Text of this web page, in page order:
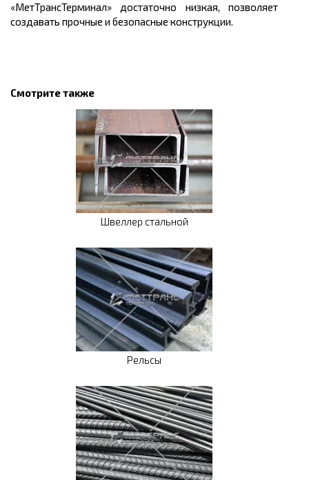
«МетТрансТерминал» достаточно низкая, позволяет
создавать прочные и безопасные конструкции.
Смотрите также
Швеллер стальной
Рельсы